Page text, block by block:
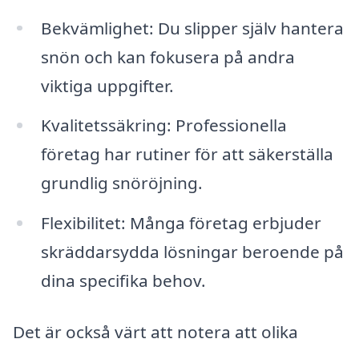
Bekvämlighet: Du slipper själv hantera
snön och kan fokusera på andra
viktiga uppgifter.
Kvalitetssäkring: Professionella
företag har rutiner för att säkerställa
grundlig snöröjning.
Flexibilitet: Många företag erbjuder
skräddarsydda lösningar beroende på
dina specifika behov.
Det är också värt att notera att olika